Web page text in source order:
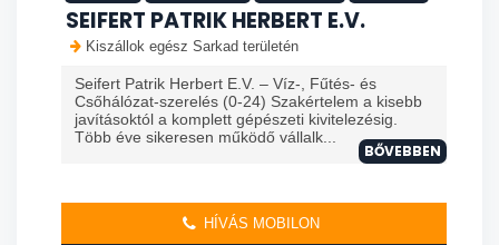
SEIFERT PATRIK HERBERT E.V.
Kiszállok egész Sarkad területén
Seifert Patrik Herbert E.V. – Víz-, Fűtés- és
Csőhálózat-szerelés (0-24) Szakértelem a kisebb
javításoktól a komplett gépészeti kivitelezésig.
Több éve sikeresen működő vállalk...
BŐVEBBEN
HÍVÁS MOBILON